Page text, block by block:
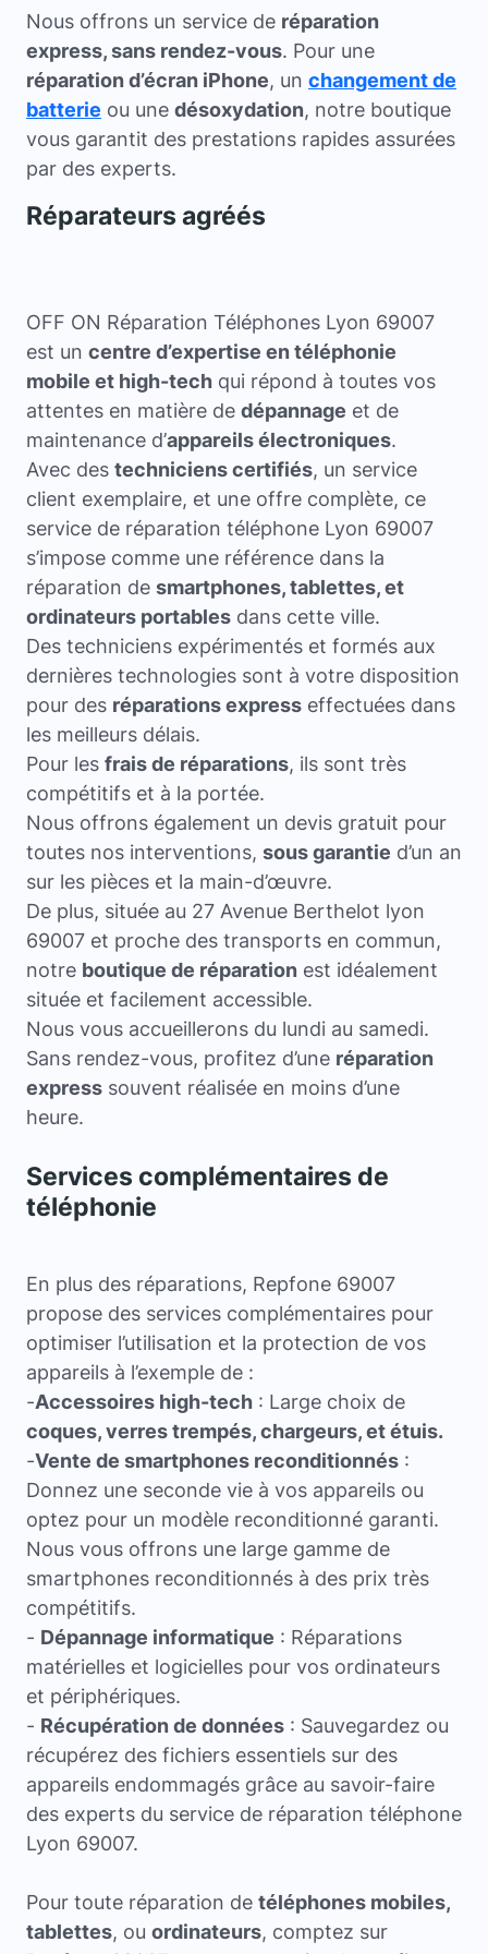
Nous offrons un service de réparation
express, sans rendez-vous. Pour une
réparation d’écran iPhone, un changement de
batterie ou une désoxydation, notre boutique
vous garantit des prestations rapides assurées
par des experts.
Réparateurs agréés
OFF ON Réparation Téléphones Lyon 69007
est un centre d’expertise en téléphonie
mobile et high-tech qui répond à toutes vos
attentes en matière de dépannage et de
maintenance d’appareils électroniques.
Avec des techniciens certifiés, un service
client exemplaire, et une offre complète, ce
service de réparation téléphone Lyon 69007
s’impose comme une référence dans la
réparation de smartphones, tablettes, et
ordinateurs portables dans cette ville.
Des techniciens expérimentés et formés aux
dernières technologies sont à votre disposition
pour des réparations express effectuées dans
les meilleurs délais.
Pour les frais de réparations, ils sont très
compétitifs et à la portée.
Nous offrons également un devis gratuit pour
toutes nos interventions, sous garantie d’un an
sur les pièces et la main-d’œuvre.
De plus, située au 27 Avenue Berthelot lyon
69007 et proche des transports en commun,
notre boutique de réparation est idéalement
située et facilement accessible.
Nous vous accueillerons du lundi au samedi.
Sans rendez-vous, profitez d’une réparation
express souvent réalisée en moins d’une
heure.
Services complémentaires de
téléphonie
En plus des réparations, Repfone 69007
propose des services complémentaires pour
optimiser l’utilisation et la protection de vos
appareils à l’exemple de :
-Accessoires high-tech : Large choix de
coques, verres trempés, chargeurs, et étuis.
-Vente de smartphones reconditionnés :
Donnez une seconde vie à vos appareils ou
optez pour un modèle reconditionné garanti.
Nous vous offrons une large gamme de
smartphones reconditionnés à des prix très
compétitifs.
- Dépannage informatique : Réparations
matérielles et logicielles pour vos ordinateurs
et périphériques.
- Récupération de données : Sauvegardez ou
récupérez des fichiers essentiels sur des
appareils endommagés grâce au savoir-faire
des experts du service de réparation téléphone
Lyon 69007.
Pour toute réparation de téléphones mobiles,
tablettes, ou ordinateurs, comptez sur